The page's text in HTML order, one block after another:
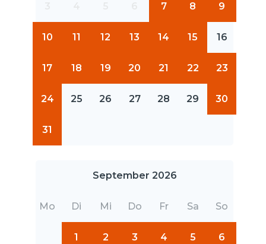
7 8 9
10 11 12 13 14 15 16
17 18 19 20 21 22 23
24 25 26 27 28 29 30
31
September 2026
Mo Di Mi Do Fr Sa So
1 2 3 4 5 6